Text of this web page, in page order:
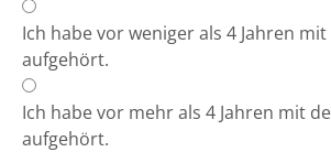
Ich habe vor weniger als 4 Jahren
aufgehört.
Ich habe vor mehr als 4 Jahren mit
aufgehört.